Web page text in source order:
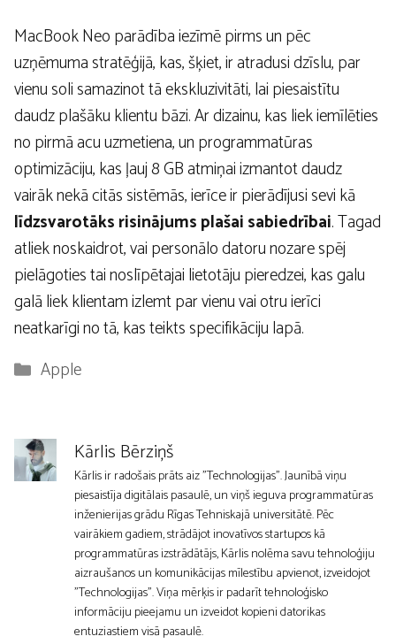
MacBook Neo parādība iezīmē pirms un pēc
uzņēmuma stratēģijā, kas, šķiet, ir atradusi dzīslu, par
vienu soli samazinot tā ekskluzivitāti, lai piesaistītu
daudz plašāku klientu bāzi. Ar dizainu, kas liek iemīlēties
no pirmā acu uzmetiena, un programmatūras
optimizāciju, kas ļauj 8 GB atmiņai izmantot daudz
vairāk nekā citās sistēmās, ierīce ir pierādījusi sevi kā
līdzsvarotāks risinājums plašai sabiedrībai. Tagad
atliek noskaidrot, vai personālo datoru nozare spēj
pielāgoties tai noslīpētajai lietotāju pieredzei, kas galu
galā liek klientam izlemt par vienu vai otru ierīci
neatkarīgi no tā, kas teikts specifikāciju lapā.
Kategorijas
Apple
Kārlis Bērziņš
Kārlis ir radošais prāts aiz "Technologijas". Jaunībā viņu
piesaistīja digitālais pasaulē, un viņš ieguva programmatūras
inženierijas grādu Rīgas Tehniskajā universitātē. Pēc
vairākiem gadiem, strādājot inovatīvos startupos kā
programmatūras izstrādātājs, Kārlis nolēma savu tehnoloģiju
aizraušanos un komunikācijas mīlestību apvienot, izveidojot
"Technologijas". Viņa mērķis ir padarīt tehnoloģisko
informāciju pieejamu un izveidot kopieni datorikas
entuziastiem visā pasaulē.